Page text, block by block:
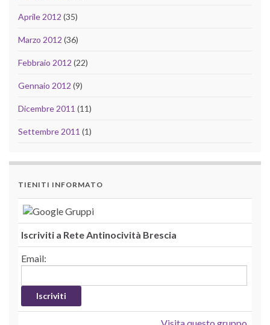
Aprile 2012 (35)
Marzo 2012 (36)
Febbraio 2012 (22)
Gennaio 2012 (9)
Dicembre 2011 (11)
Settembre 2011 (1)
TIENITI INFORMATO
Iscriviti a Rete Antinocività Brescia
Email: